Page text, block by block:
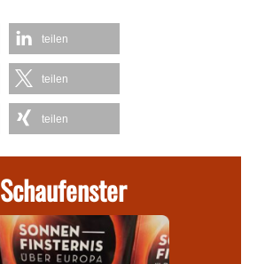
teilen
teilen
teilen
Schaufenster